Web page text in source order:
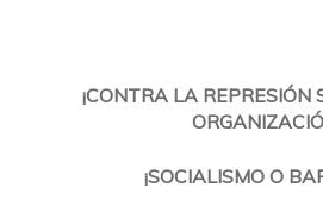
¡CONTRA LA REPRESIÓN
¡SOCIALISMO O